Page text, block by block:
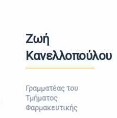
Ζωή
Κανελλοπούλου
Γραμματέας του
Τμήματος
Φαρμακευτικής